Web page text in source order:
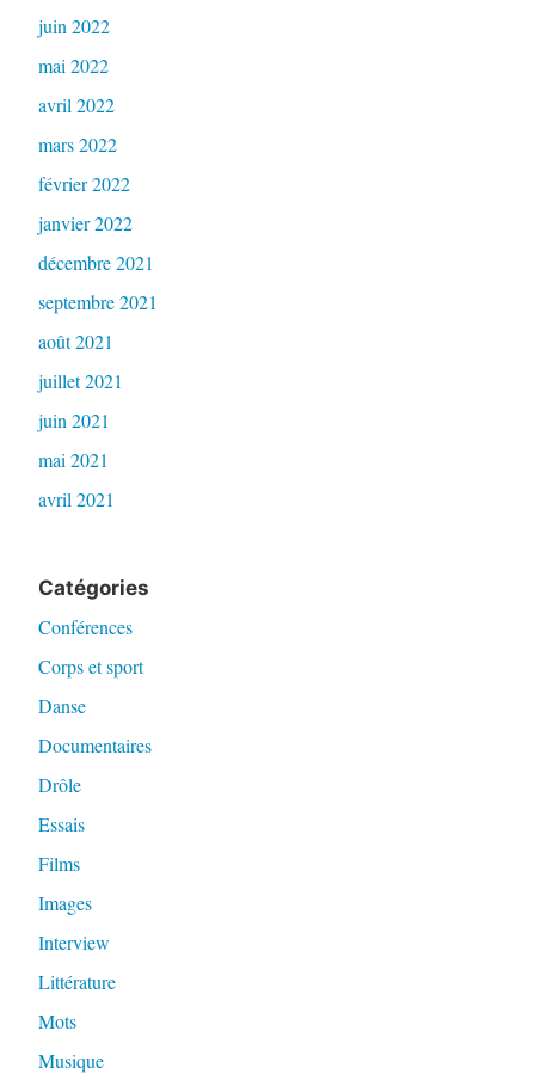
juin 2022
mai 2022
avril 2022
mars 2022
février 2022
janvier 2022
décembre 2021
septembre 2021
août 2021
juillet 2021
juin 2021
mai 2021
avril 2021
Catégories
Conférences
Corps et sport
Danse
Documentaires
Drôle
Essais
Films
Images
Interview
Littérature
Mots
Musique